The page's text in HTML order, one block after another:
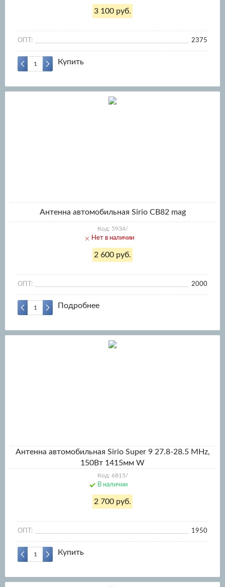
3 100 руб.
ОПТ: 2375
Купить
Антенна автомобильная Sirio CB82 mag
Код: 5934/
Нет в наличии
2 600 руб.
ОПТ: 2000
Подробнее
Антенна автомобильная Sirio Super 9 27.8-28.5 MHz,
150Вт 1415мм W
Код: 6815/
В наличии
2 700 руб.
ОПТ: 1950
Купить